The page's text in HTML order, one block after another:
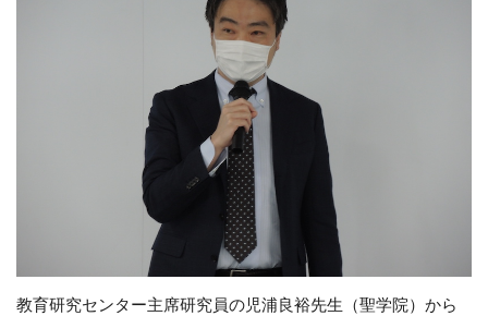
教育研究センター主席研究員の児浦良裕先生（聖学院）から